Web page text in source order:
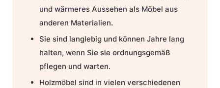
und wärmeres Aussehen als Möbel aus
anderen Materialien.
Sie sind langlebig und können Jahre lang
halten, wenn Sie sie ordnungsgemäß
pflegen und warten.
Holzmöbel sind in vielen verschiedenen